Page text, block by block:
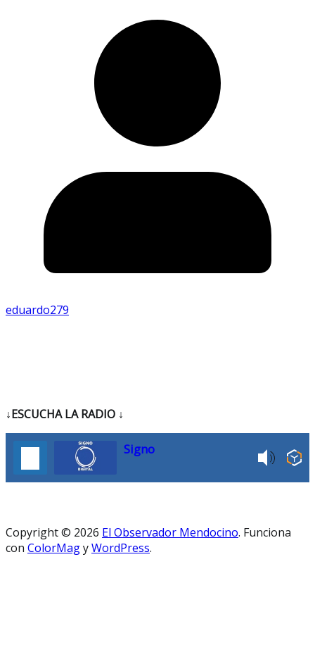
eduardo279
↓ESCUCHA LA RADIO ↓
Signo
Copyright © 2026 El Observador Mendocino. Funciona
con ColorMagyWordPress.